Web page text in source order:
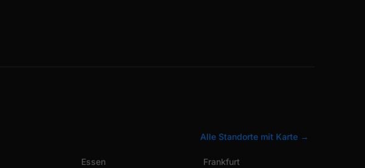
Alle Standorte mit Karte →
Essen
Frankfurt